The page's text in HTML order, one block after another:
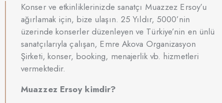
Konser ve etkinliklerinizde sanatçı Muazzez Ersoy’u
ağırlamak için, bize ulaşın. 25 Yıldır, 5000’nin
üzerinde konserler düzenleyen ve Türkiye’nin en ünlü
sanatçılarıyla çalışan, Emre Akova Organizasyon
Şirketi, konser, booking, menajerlik vb. hizmetleri
vermektedir.
Muazzez Ersoy kimdir?